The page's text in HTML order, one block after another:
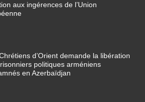
aux ingérences de l’Union
d’Orient demande la libération
politiques arméniens
en Azerbaïdjan